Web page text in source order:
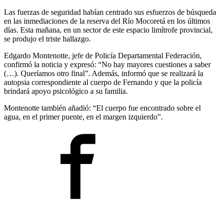
Las fuerzas de seguridad habían centrado sus esfuerzos de búsqueda
en las inmediaciones de la reserva del Río Mocoretá en los últimos
días. Esta mañana, en un sector de este espacio limítrofe provincial,
se produjo el triste hallazgo.
Edgardo Montenotte, jefe de Policía Departamental Federación,
confirmó la noticia y expresó: “No hay mayores cuestiones a saber
(…). Queríamos otro final”. Además, informó que se realizará la
autopsia correspondiente al cuerpo de Fernando y que la policía
brindará apoyo psicológico a su familia.
Montenotte también añadió: “El cuerpo fue encontrado sobre el
agua, en el primer puente, en el margen izquierdo”.